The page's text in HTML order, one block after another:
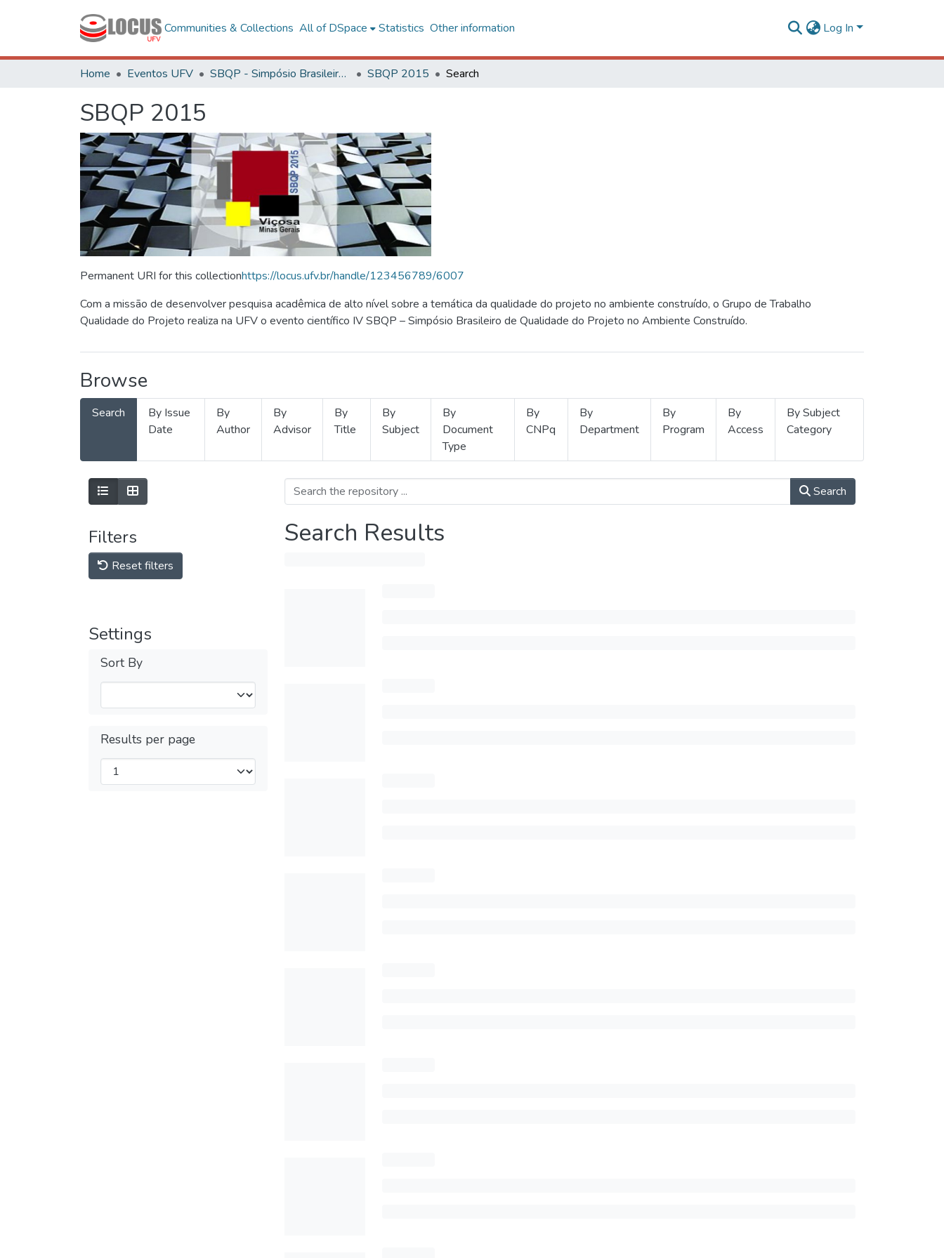
Communities & Collections All of DSpace Statistics Other information Log In
Home Eventos UFV SBQP - Simpósio Brasileiro de Qualidade do Projeto no Ambiente Construído SBQP 2015 Search
SBQP 2015
Permanent URI for this collectionhttps://locus.ufv.br/handle/123456789/6007
Com a missão de desenvolver pesquisa acadêmica de alto nível sobre a temática da qualidade do projeto no ambiente construído, o Grupo de Trabalho
Qualidade do Projeto realiza na UFV o evento científico IV SBQP – Simpósio Brasileiro de Qualidade do Projeto no Ambiente Construído.
Browse
Search
By Issue
Date
By
Author
By
Advisor
By
Title
By
Subject
By
Document
Type
By
CNPq
By
Department
By
Program
By
Access
By Subject
Category
Filters
Reset filters
Settings
Sort By
Results per page
Search
Search Results